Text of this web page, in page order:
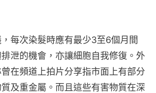
每次染髮時應有最少3至6個月間
泄的機會，亦讓細胞自我修復。外
在頻道上拍片分享指市面上有部分
及重金屬。而且這些有害物質在深